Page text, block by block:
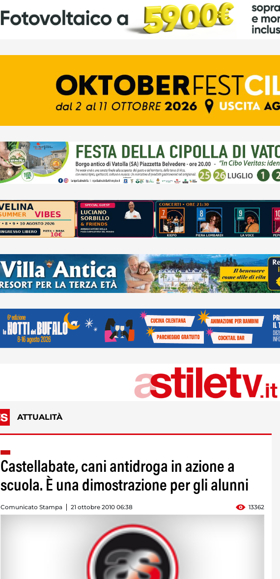
ATTUALITÀ
Castellabate, cani antidroga in azione a
scuola. È una dimostrazione per gli alunni
Comunicato Stampa 21 ottobre 2010 06:38 13362